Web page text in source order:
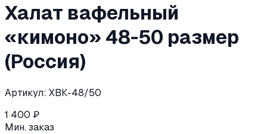
Халат вафельный
«кимоно» 48-50 размер
(Россия)
Артикул: ХВК-48/50
1 400 ₽
Мин. заказ